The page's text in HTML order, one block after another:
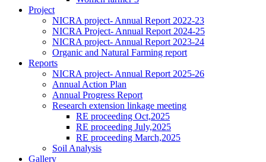
Project
NICRA project- Annual Report 2022-23
NICRA Project- Annual Report 2024-25
NICRA project- Annual Report 2023-24
Organic and Natural Farming report
Reports
NICRA project- Annual Report 2025-26
Annual Action Plan
Annual Progress Report
Research extension linkage meeting
RE proceeding Oct,2025
RE proceeding July,2025
RE proceeding March,2025
Soil Analysis
Gallery